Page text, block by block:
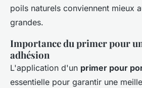
poils naturels conviennent mieux
grandes.
Importance du primer pour
adhésion
L'application d'un primer pour
essentielle pour garantir une